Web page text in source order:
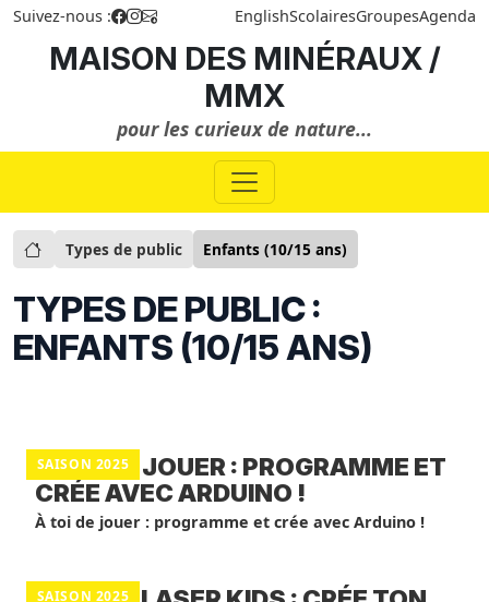
Suivez-nous : EnglishScolairesGroupesAgenda
MAISON DES MINÉRAUX /
MMX
pour les curieux de nature...
Types de public Enfants (10/15 ans)
TYPES DE PUBLIC :
ENFANTS (10/15 ANS)
SAISON 2025
À TOI DE JOUER : PROGRAMME ET
CRÉE AVEC ARDUINO !
À toi de jouer : programme et crée avec Arduino !
SAISON 2025